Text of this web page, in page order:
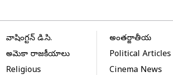
వాషింగ్టన్ డి.సి.
అమెరికా రాజకీయాలు
Religious
అంతర్జాతీయ
Political Articles
Cinema News